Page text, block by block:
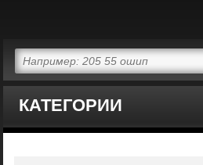
КАТЕГОРИИ